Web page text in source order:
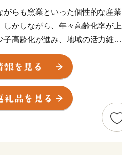
らも窯業といった個性的な産業
しかしながら、年々高齢化率が上
高齢化が進み、地域の活力維持
地域の活性化や安心して暮らせ
かな地域づくりになお一層努め
発生した九州北部豪雨により甚
農地も失われ、自然豊かな山里
な中、全国より温かいご支援をい